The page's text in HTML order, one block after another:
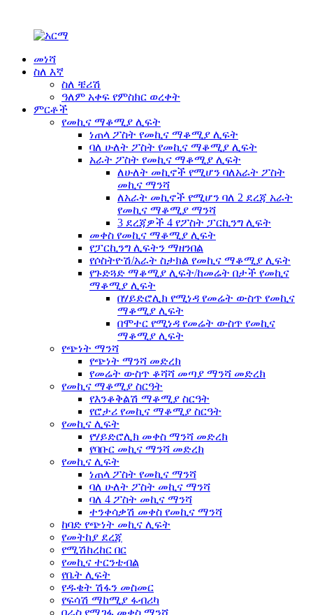
መነሻ
ስለ እኛ
ስለ ቼሪሽ
ዓለም አቀፍ የምስክር ወረቀት
ምርቶች
የመኪና ማቆሚያ ሊፍት
ነጠላ ፖስት የመኪና ማቆሚያ ሊፍት
ባለ ሁለት ፖስት የመኪና ማቆሚያ ሊፍት
አራት ፖስት የመኪና ማቆሚያ ሊፍት
ለሁለት መኪኖች የሚሆን ባለአራት ፖስት
መኪና ማንሻ
ለአራት መኪኖች የሚሆን ባለ 2 ደረጃ አራት
የመኪና ማቆሚያ ማንሻ
3 ደረጃዎች 4 የፖስት ፓርኪንግ ሊፍት
መቀስ የመኪና ማቆሚያ ሊፍት
የፓርኪንግ ሊፍትን ማዘንበል
የሶስትዮሽ/አራት ስታክል የመኪና ማቆሚያ ሊፍት
የጉድጓድ ማቆሚያ ሊፍት/ከመሬት በታች የመኪና
ማቆሚያ ሊፍት
በሃይድሮሊክ የሚነዳ የመሬት ውስጥ የመኪና
ማቆሚያ ሊፍት
በሞተር የሚነዳ የመሬት ውስጥ የመኪና
ማቆሚያ ሊፍት
የጭነት ማንሻ
የጭነት ማንሻ መድረክ
የመሬት ውስጥ ቆሻሻ መጣያ ማንሻ መድረክ
የመኪና ማቆሚያ ስርዓት
የእንቆቅልሽ ማቆሚያ ስርዓት
የሮታሪ የመኪና ማቆሚያ ስርዓት
የመኪና ሊፍት
የሃይድሮሊክ መቀስ ማንሻ መድረክ
የባቡር መኪና ማንሻ መድረክ
የመኪና ሊፍት
ነጠላ ፖስት የመኪና ማንሻ
ባለ ሁለት ፖስት መኪና ማንሻ
ባለ 4 ፖስት መኪና ማንሻ
ተንቀሳቃሽ መቀስ የመኪና ማንሻ
ከባድ የጭነት መኪና ሊፍት
የመትከያ ደረጃ
የሚሽከረከር በር
የመኪና ተርንቴብል
የቤት ሊፍት
የዱቄት ሽፋን መስመር
የፍሳሽ ማከሚያ ፋብሪካ
በራስ የሚገፋ መቀስ ማንሻ